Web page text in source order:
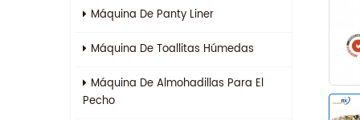
Máquina De Panty Liner
Máquina De Toallitas Húmedas
Máquina De Almohadillas Para El
Pecho